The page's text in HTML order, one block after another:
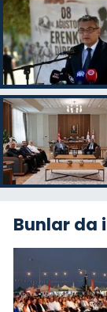
Bunlar da